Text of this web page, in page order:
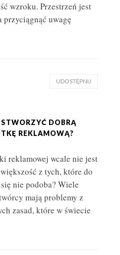
wzroku. Przestrzeń jest
przyciągnąć uwagę
UDOSTĘPNIJ
DOBRĄ
REKLAMOWĄ?
reklamowej wcale nie jest
z tych, które do
nie podoba? Wiele
mają problemy z
zasad, które w świecie